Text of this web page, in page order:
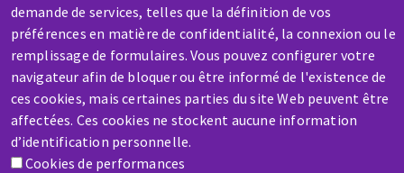
demande de services, telles que la définition de vos
préférences en matière de confidentialité, la connexion ou le
remplissage de formulaires. Vous pouvez configurer votre
navigateur afin de bloquer ou être informé de l'existence de
ces cookies, mais certaines parties du site Web peuvent être
affectées. Ces cookies ne stockent aucune information
d’identification personnelle.
Cookies de performances
SAV / RÉPARATION
Une machine cassée ? En panne ?
Contactez-nous